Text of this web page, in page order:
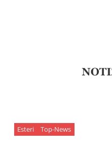
Esteri Top-News